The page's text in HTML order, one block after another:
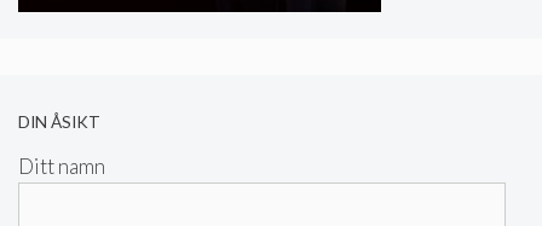
DIN ÅSIKT
Ditt namn